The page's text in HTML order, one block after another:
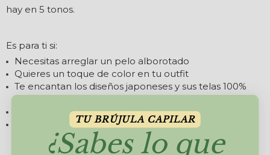
hay en 5 tonos.
Es para ti si:
Necesitas arreglar un pelo alborotado
Quieres un toque de color en tu outfit
Te encantan los diseños japoneses y sus telas 100%
algodón
Buscas pañuelos hechos 100% en España, a mano
Apto para todo tipo de cabello
TU BRÚJULA CAPILAR
¿Sabes lo que